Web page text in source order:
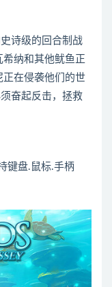
诗级的回合制战
纳和其他鱿鱼正
正在侵袭他们的世
奋起反击，拯救
键盘.鼠标.手柄